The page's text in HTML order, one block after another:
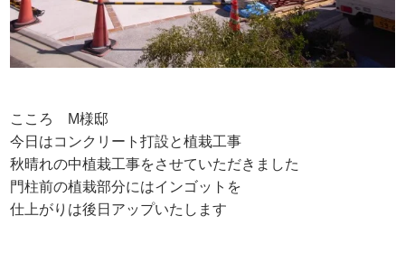
こころ M様邸
今日はコンクリート打設と植栽工事
秋晴れの中植栽工事をさせていただきました
門柱前の植栽部分にはインゴットを
仕上がりは後日アップいたします